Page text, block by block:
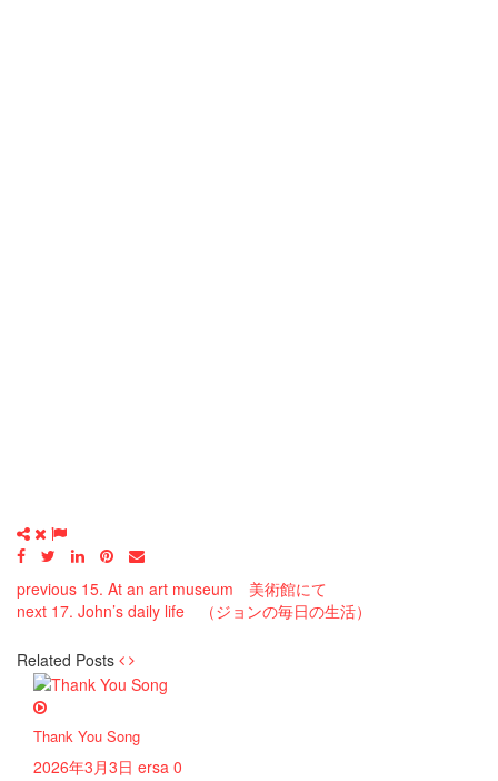
previous 15. At an art museum 美術館にて
next 17. John’s daily life （ジョンの毎日の生活）
Related Posts
Thank You Song
2026年3月3日 ersa 0